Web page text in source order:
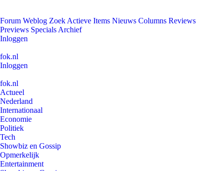
Forum Weblog Zoek Actieve Items Nieuws Columns Reviews
Previews Specials Archief
Inloggen
fok.nl
Inloggen
fok.nl
Actueel
Nederland
Internationaal
Economie
Politiek
Tech
Showbiz en Gossip
Opmerkelijk
Entertainment